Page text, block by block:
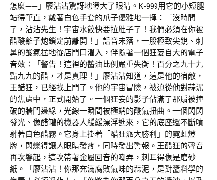
怎麼——」廖沾沾驚訝地瞪大了眼睛。K-999用它的小短腿
站得筆直，戴著白色手套的爪子優雅地一揮：「沒時間
了，沾沾先生！宇宙水餃快要拉肚子了！我們必須在你被
醋酸離子炮鎖定前離開！」話音未落，一股極致尖銳、刺
鼻的酸氣猛地從店門口灌入，伴隨著一個狂妄自大的電子
音效：「警告！這裡的醬油比例嚴重失衡！百分之九十九
點九九的醋，才是真理！」廖沾沾知道，這是他的宿敵，
王醋狂，已經找上門了。他的宇宙冒險，被迫從他對蒜泥
的焦慮中，正式開始了。一個狂妄的影子佔滿了那扇被撞
破的牆門邊緣，光線一瞬間被極端的酸氣扭曲。一個閃閃
發光、像醋罐的機器人緩緩漂浮進來，它的底座還不斷噴
射著白色醋霧。它身上掛著「醋狂派大勝利」的霓虹燈
牌，閃爍得讓人眼睛發疼，同時發出警報。王醋狂的聲音
再次響起，這次帶著金屬回音的嘲弄，刺耳得像是磨砂
紙。「廖沾沾！你那充滿腐敗氣味的蒜泥，是對醬料學的